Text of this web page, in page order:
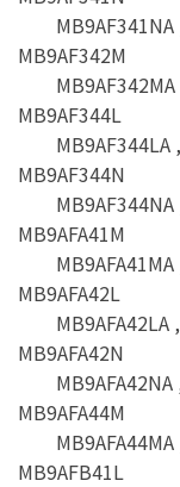
MB9AF341NA ,
MB9AF342M
MB9AF342MA ,
MB9AF344L
MB9AF344LA ,
MB9AF344N
MB9AF344NA ,
MB9AFA41M
MB9AFA41MA ,
MB9AFA42L
MB9AFA42LA ,
MB9AFA42N
MB9AFA42NA ,
MB9AFA44M
MB9AFA44MA ,
MB9AFB41L